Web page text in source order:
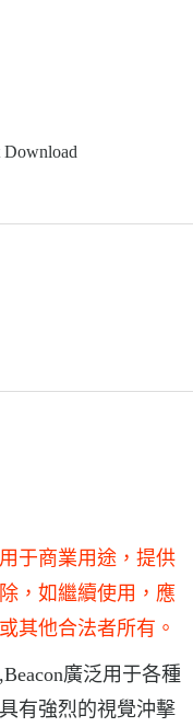
Download
于商業用途，提供
，如繼續使用，應
其他合法者所有。
廣泛用于各種
有強烈的視覺沖擊